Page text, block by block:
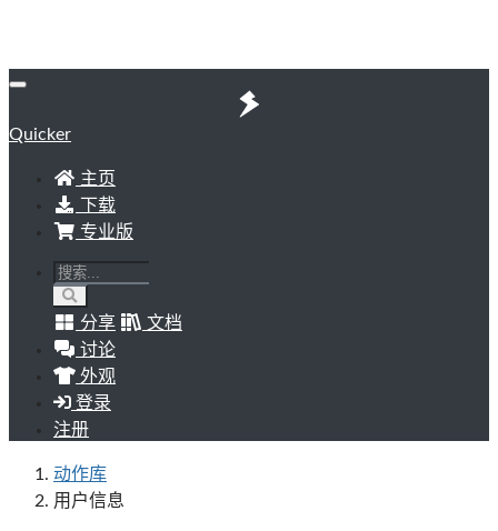
Quicker
主页
下载
专业版
分享
文档
讨论
外观
登录
注册
动作库
用户信息